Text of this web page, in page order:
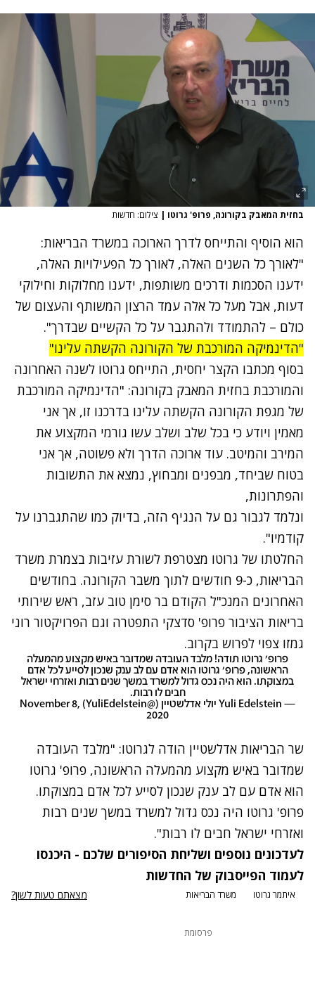
בחזית המאבק בקורונה, פרופ' גרוטו | צילום: חדשות
הוא הוסיף והתייחס לדרך הארוכה במשרד הבריאות:
"לאורך כל השנים האלה, לאורך כל הפעילויות האלה,
ידענו הסכמות ודרכים משותפות, ידענו מחלוקות וחילוקי
דעות, אבל מעל כל אלה עמד הרצון המשותף והעצום של
כולם – להתמודד ולהתגבר על כל הקשיים שבדרך".
"הדינמיקה המורכבת של הקורונה הקשתה עלינו"
בסוף מכתבו הקצר יחסית, התייחס גרוטו לשנה האחרונה
והמורכבת בחזית המאבק בקורונה: "הדינמיקה המורכבת
של מגפת הקורונה הקשתה עלינו בדרכנו זו, אך אני
מאמין ויודע כי בכל שלב ושלב עשו גורמי המקצוע את
המירב והמיטב. עוד ארוכה הדרך ולא פשוטה, אך אני
בטוח שביחד, מבפנים ומבחוץ, נמצא את התשובות
והפתרונות,
ונלמד לגבור גם על הנגיף הזה, בדיוק כמו שהתגברנו על
קודמיו".
החלטתו של גרוטו מצטרפת לשורת עזיבות בצמרת משרד
הבריאות, כ-9 חודשים לתוך משבר הקורונה. בחודשים
האחרונים המנכ"ל הקודם בר סימן טוב עזב, ראש שירותי
בריאות הציבור פרופ' סדצקי התפטרה וגם הפרויקטור רוני
גמזו צפוי לפרוש בקרוב.
פרופ' גרוטו תודה! מלבד העובדה שמדובר באיש מקצוע מהמעלה
הראשונה, פרופ' גרוטו הוא אדם עם לב ענק שנכון לסייע לכל אדם
במצוקתו. הוא היה נכס גדול למשרד במשך שנים רבות ואזרחי ישראל
חבים לו רבות.
— Yuli Edelstein יולי אדלשטיין (@YuliEdelstein)
November 8,
2020
שר הבריאות אדלשטיין הודה לגרוטו: "מלבד העובדה
שמדובר באיש מקצוע מהמעלה הראשונה, פרופ' גרוטו
הוא אדם עם לב ענק שנכון לסייע לכל אדם במצוקתו.
פרופ' גרוטו היה נכס גדול למשרד במשך שנים רבות
ואזרחי ישראל חבים לו רבות".
לעדכונים נוספים ושליחת הסיפורים שלכם - היכנסו
לעמוד הפייסבוק של החדשות
איתמר גרוטו משרד הבריאות מצאתם טעות לשון?
פרסומת